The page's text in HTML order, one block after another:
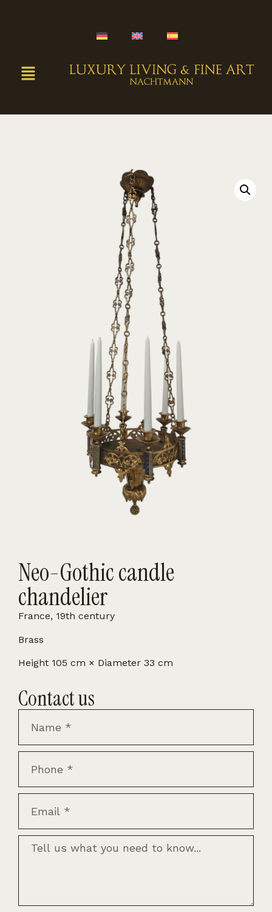
Neo-Gothic candle
chandelier
France, 19th century
Brass
Height 105 cm × Diameter 33 cm
Contact us